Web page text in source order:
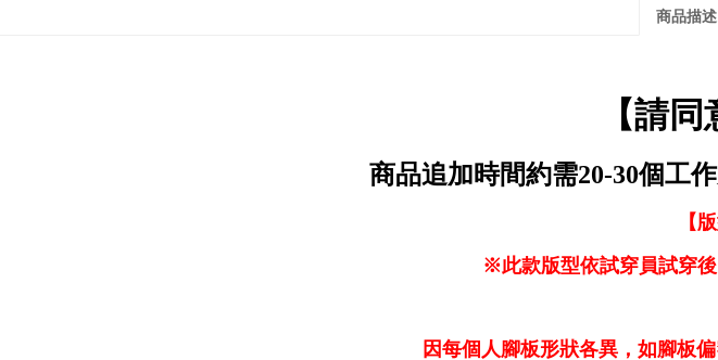
商品描述